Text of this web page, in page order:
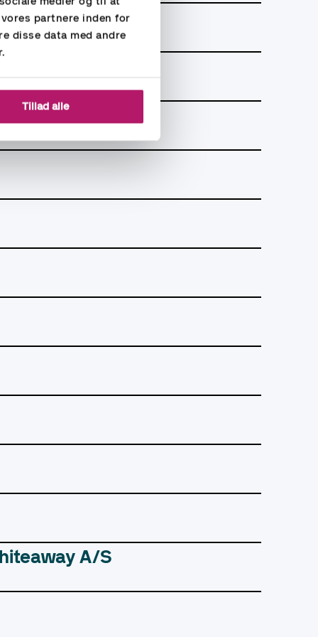
partnere inden for
disse data med andre
Tillad alle
A/S